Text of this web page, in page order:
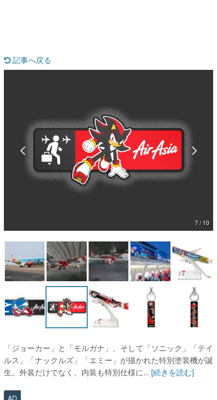
なんでゲームは面白い？
ゲームが変えた日本語
「経験値」「裏技」「ラスボス」… ゲームにまつわる言葉
の起源や用法の変遷を、コンピューター文化史研究家・タ
イニーP氏が徹底調査。
カテゴリ
特集記事
その他
電ファミニコゲーマーとは？
運営：株式会社マレ
記事へ戻る
7 / 10
「ジョーカー」と「モルガナ」、そして「ソニック」「テイ
ルス」「ナックルズ」「エミー」が描かれた特別塗装機が誕
生。外装だけでなく、内装も特別仕様に... [続きを読む]
AD